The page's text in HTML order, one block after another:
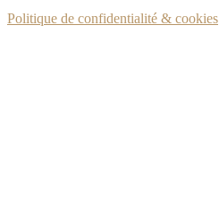
Politique de confidentialité & cookies